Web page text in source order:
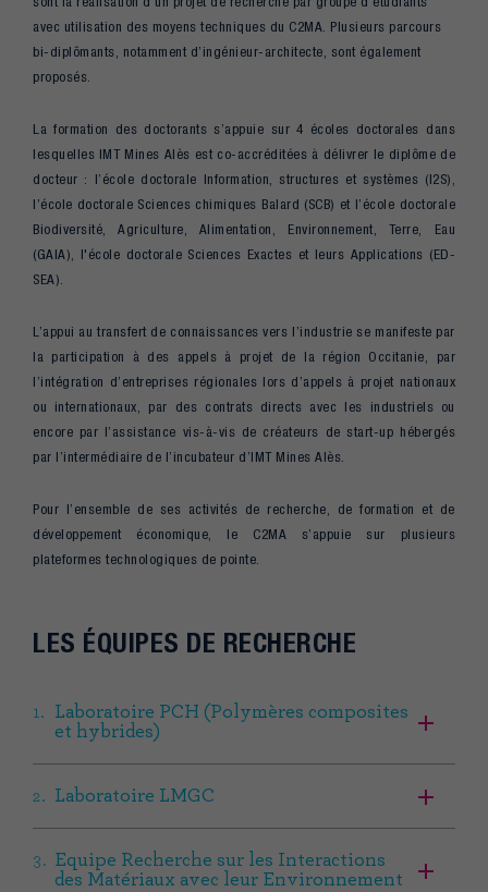
avec utilisation des moyens techniques du C2MA. Plusieurs parcours
bi-diplômants, notamment d’ingénieur-architecte, sont également
proposés.
La formation des doctorants s’appuie sur 4 écoles doctorales dans
lesquelles IMT Mines Alès est co-accréditées à délivrer le diplôme de
docteur : l’école doctorale Information, structures et systèmes (I2S),
l’école doctorale Sciences chimiques Balard (SCB) et l’école doctorale
Biodiversité, Agriculture, Alimentation, Environnement, Terre, Eau
(GAIA), l'école doctorale Sciences Exactes et leurs Applications (ED-
SEA).
L’appui au transfert de connaissances vers l’industrie se manifeste par
la participation à des appels à projet de la région Occitanie, par
l’intégration d’entreprises régionales lors d’appels à projet nationaux
ou internationaux, par des contrats directs avec les industriels ou
encore par l’assistance vis-à-vis de créateurs de start-up hébergés
par l’intermédiaire de l’incubateur d’IMT Mines Alès.
Pour l’ensemble de ses activités de recherche, de formation et de
développement économique, le C2MA s’appuie sur plusieurs
plateformes technologiques de pointe.
LES ÉQUIPES DE RECHERCHE
Laboratoire PCH (Polymères composites
et hybrides)
Laboratoire LMGC
Equipe Recherche sur les Interactions
des Matériaux avec leur Environnement